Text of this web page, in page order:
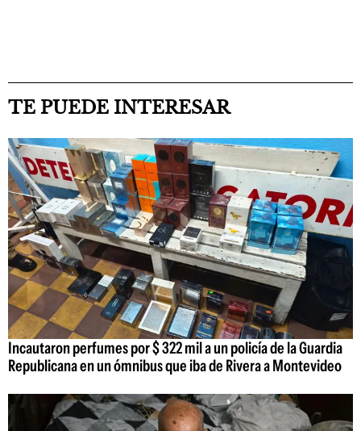
TE PUEDE INTERESAR
Incautaron perfumes por $ 322 mil a un policía de la Guardia
Republicana en un ómnibus que iba de Rivera a Montevideo